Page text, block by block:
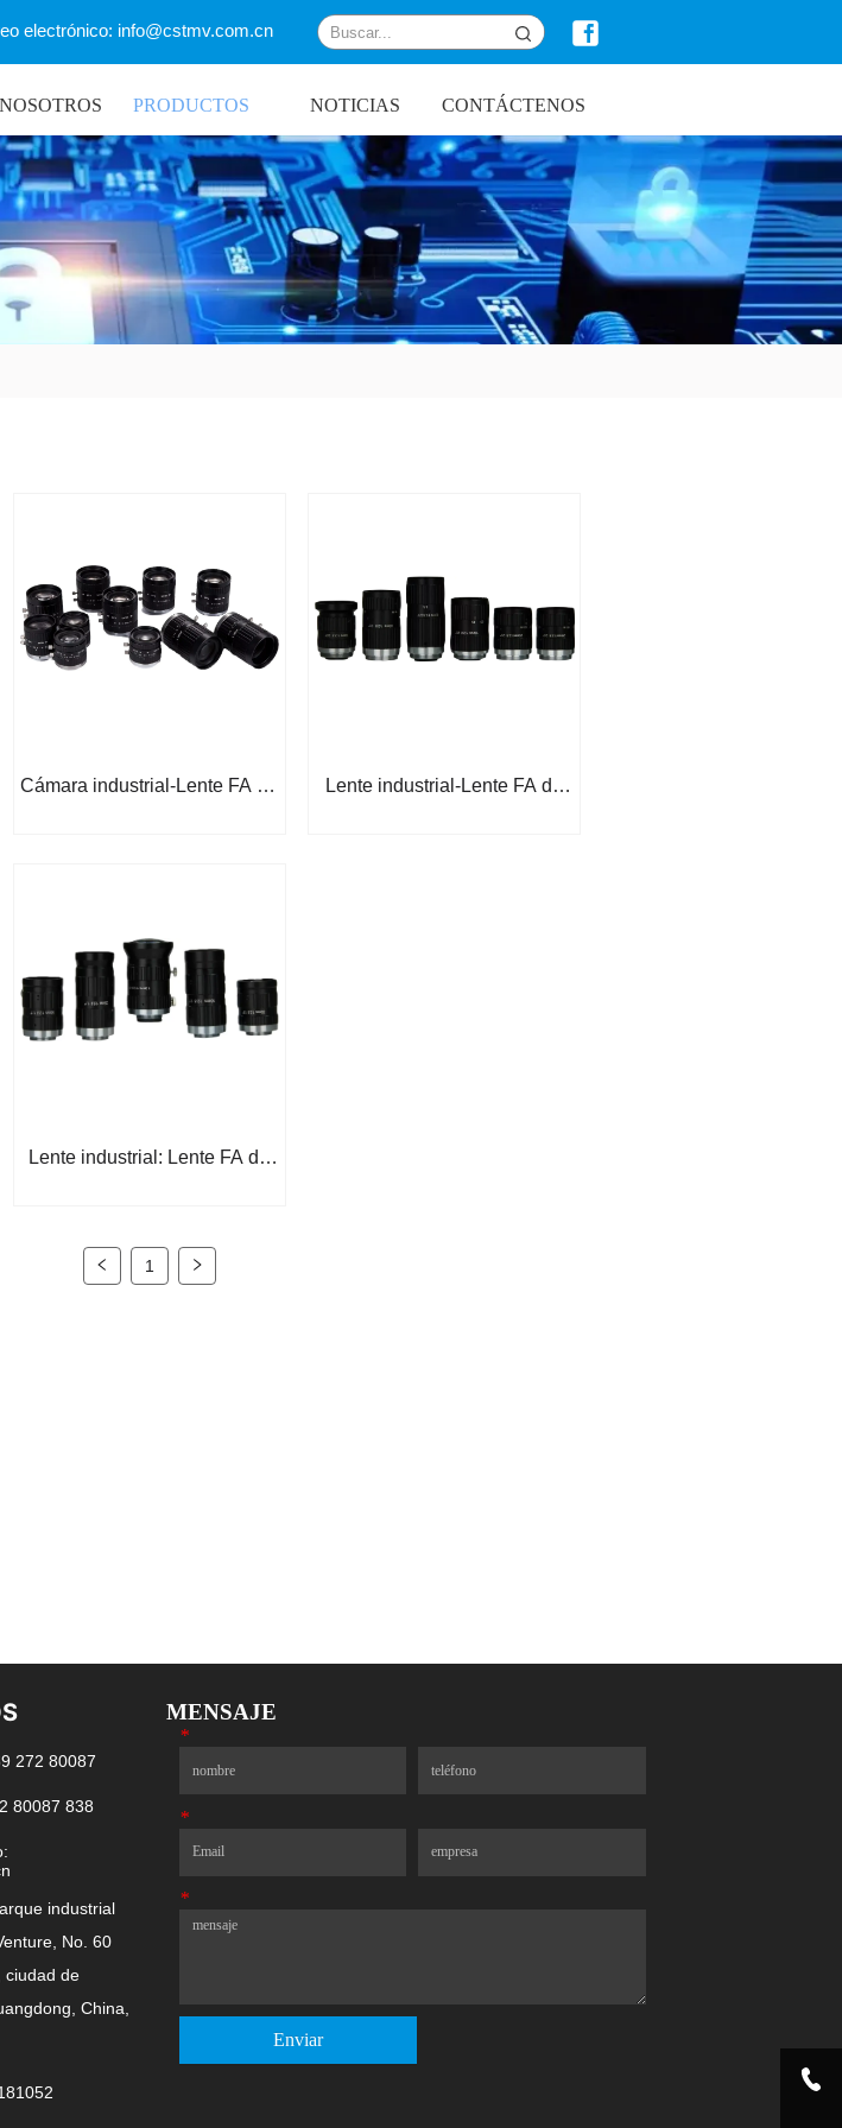
electrónico: info@cstmv.com.cn
PRODUCTOS NOTICIAS CONTÁCTENOS
Cámara industrial-Lente FA de Lente industrial-Lente FA de
Lente industrial: Lente FA de
20 MP de 1,1 "
1
272 80087
80087 838
industrial
No. 60
ciudad de
China,
MENSAJE
*Nombre
*Correo electrónico
*Mensaje
Enviar